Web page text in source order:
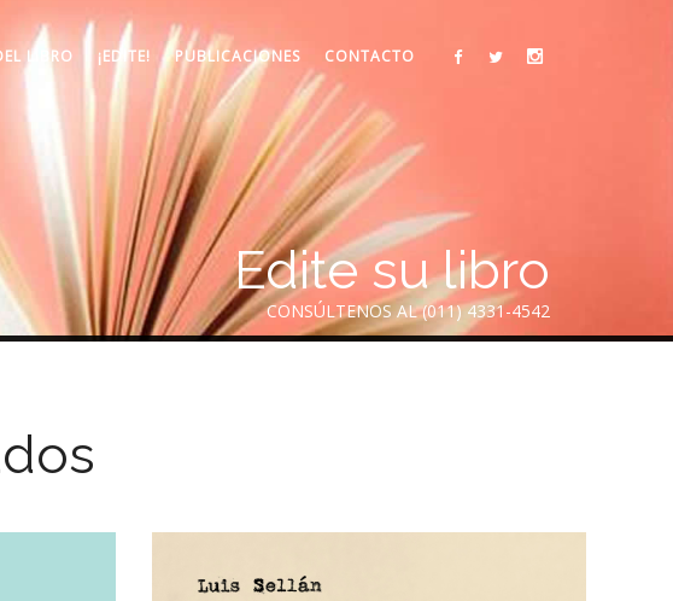
LIBRO ¡EDITE! PUBLICACIONES CONTACTO
Edite su libro
CONSÚLTENOS AL (011) 4331-4542